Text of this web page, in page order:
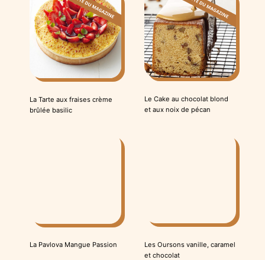
La Tarte aux fraises crème
brûlée basilic
Le Cake au chocolat blond
et aux noix de pécan
La Pavlova Mangue Passion
Les Oursons vanille, caramel
et chocolat